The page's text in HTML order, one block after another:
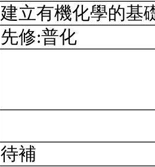
建立有機化學的基
先修:普化
待補